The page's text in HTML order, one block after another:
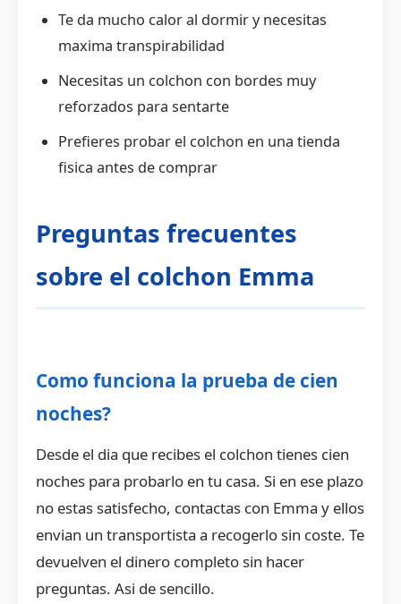
Te da mucho calor al dormir y necesitas
maxima transpirabilidad
Necesitas un colchon con bordes muy
reforzados para sentarte
Prefieres probar el colchon en una tienda
fisica antes de comprar
Preguntas frecuentes
sobre el colchon Emma
Como funciona la prueba de cien
noches?
Desde el dia que recibes el colchon tienes cien
noches para probarlo en tu casa. Si en ese plazo
no estas satisfecho, contactas con Emma y ellos
envian un transportista a recogerlo sin coste. Te
devuelven el dinero completo sin hacer
preguntas. Asi de sencillo.